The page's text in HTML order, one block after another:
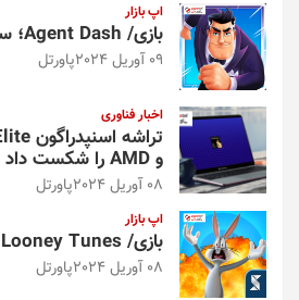
اپ بازار
بازی/ Agent Dash؛ سکه‌ها را جمع کنید
09 آوریل 2024 پاورتل
اخبار فناوری
و AMD را شکست داد
08 آوریل 2024 پاورتل
اپ بازار
بازی/ Looney Tunes؛ شهری بزرگ بسازید
08 آوریل 2024 پاورتل